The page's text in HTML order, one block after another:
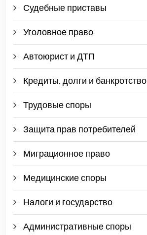
Судебные приставы
Уголовное право
Автоюрист и ДТП
Кредиты, долги и банкротство
Трудовые споры
Защита прав потребителей
Миграционное право
Медицинские споры
Налоги и государство
Административные споры